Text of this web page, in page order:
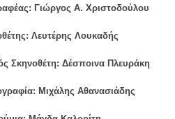
Γιώργος Α. Χριστοδούλου
Λευτέρης Λουκαδής
Σκηνοθέτη: Δέσποινα Πλευράκη
Μιχάλης Αθανασιάδης